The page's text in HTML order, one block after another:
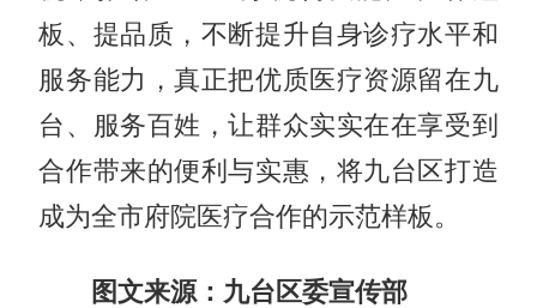
板、提品质，不断提升自身诊疗水平和
服务能力，真正把优质医疗资源留在九
台、服务百姓，让群众实实在在享受到
合作带来的便利与实惠，将九台区打造
成为全市府院医疗合作的示范样板。
图文来源：九台区委宣传部